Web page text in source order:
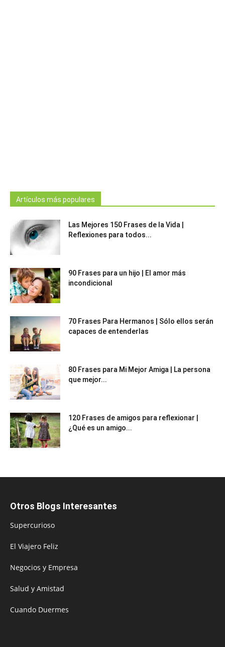
Artículos más populares
Las Mejores 150 Frases de la Vida |
Reflexiones para todos...
90 Frases para un hijo | El amor más
incondicional
70 Frases Para Hermanos | Sólo ellos serán
capaces de entenderlas
80 Frases para Mi Mejor Amiga | La persona
que mejor...
120 Frases de amigos para reflexionar |
¿Qué es un amigo...
Otros Blogs Interesantes
Supercurioso
El Viajero Feliz
Negocios y Empresa
Salud y Amistad
Cuando Duermes